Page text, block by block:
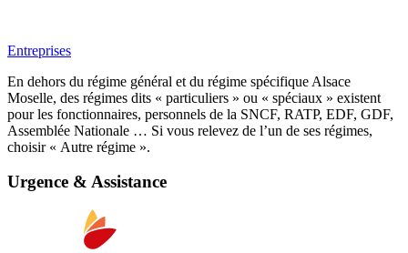
Entreprises
En dehors du régime général et du régime spécifique Alsace
Moselle, des régimes dits « particuliers » ou « spéciaux » existent
pour les fonctionnaires, personnels de la SNCF, RATP, EDF, GDF,
Assemblée Nationale … Si vous relevez de l’un de ses régimes,
choisir « Autre régime ».
Urgence & Assistance